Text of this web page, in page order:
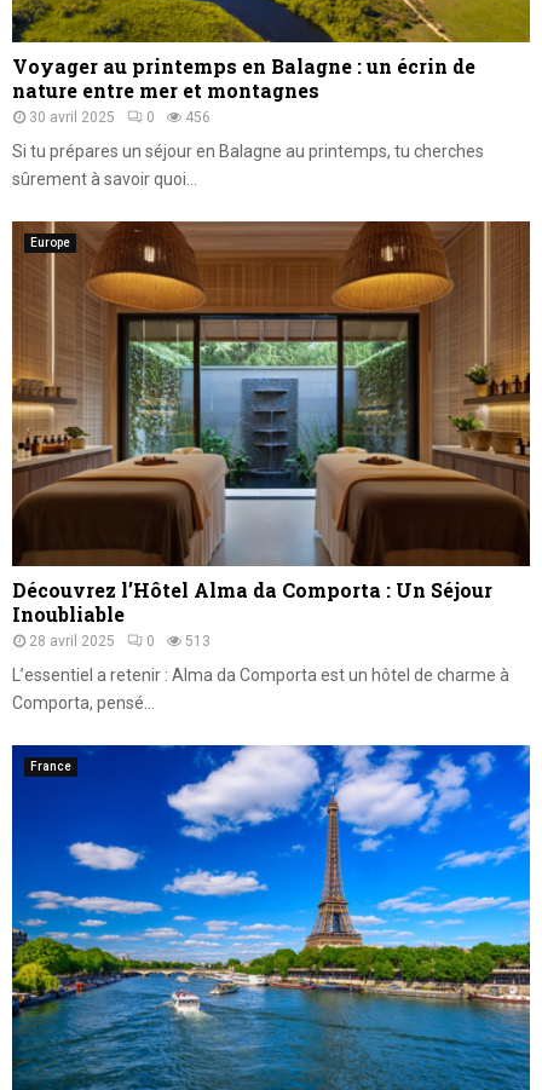
Voyager au printemps en Balagne : un écrin de
nature entre mer et montagnes
30 avril 2025 0 456
Si tu prépares un séjour en Balagne au printemps, tu cherches
sûrement à savoir quoi...
Europe
Découvrez l’Hôtel Alma da Comporta : Un Séjour
Inoubliable
28 avril 2025 0 513
L’essentiel a retenir : Alma da Comporta est un hôtel de charme à
Comporta, pensé...
France